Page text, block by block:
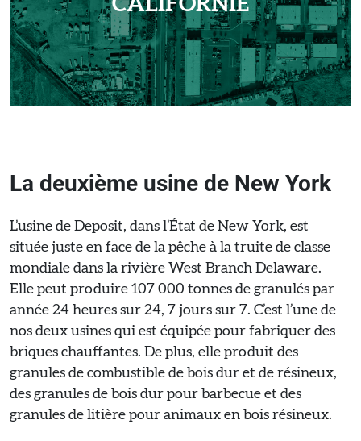
La deuxième usine de New York
L’usine de Deposit, dans l’État de New York, est
située juste en face de la pêche à la truite de classe
mondiale dans la rivière West Branch Delaware.
Elle peut produire 107 000 tonnes de granulés par
année 24 heures sur 24, 7 jours sur 7. C’est l’une de
nos deux usines qui est équipée pour fabriquer des
briques chauffantes. De plus, elle produit des
granules de combustible de bois dur et de résineux,
des granules de bois dur pour barbecue et des
granules de litière pour animaux en bois résineux.